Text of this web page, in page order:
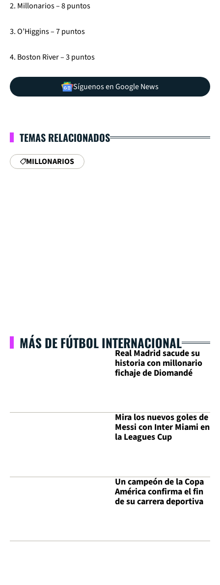
2. Millonarios – 8 puntos
3. O’Higgins – 7 puntos
4. Boston River – 3 puntos
Síguenos en Google News
TEMAS RELACIONADOS
MILLONARIOS
MÁS DE FÚTBOL INTERNACIONAL
Real Madrid sacude su
historia con millonario
fichaje de Diomandé
Mira los nuevos goles de
Messi con Inter Miami en
la Leagues Cup
Un campeón de la Copa
América confirma el fin
de su carrera deportiva